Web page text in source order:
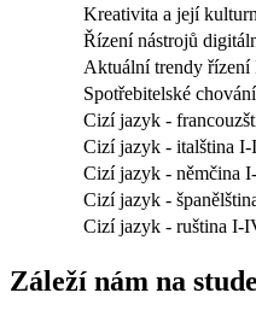
Kreativita a její
Řízení nástrojů
Aktuální trendy řízení
Spotřebitelské chování
Cizí jazyk -
Cizí jazyk - italština
Cizí jazyk - němčina
Cizí jazyk -
Cizí jazyk - ruština I-
Záleží nám na